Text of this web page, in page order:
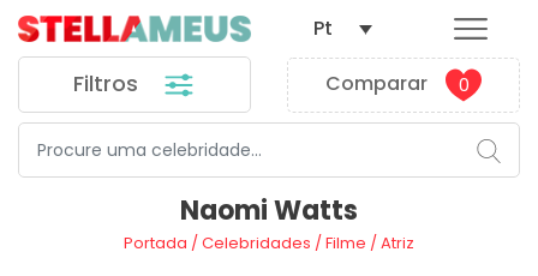
Filtros Comparar 0
Pt
Naomi Watts
Portada /Celebridades /Filme /Atriz